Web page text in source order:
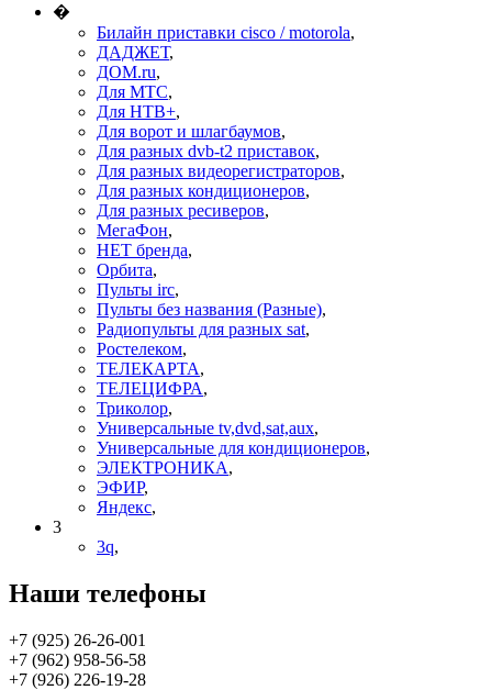
�
Билайн приставки cisco / motorola,
ДАДЖЕТ,
ДОМ.ru,
Для МТС,
Для НТВ+,
Для ворот и шлагбаумов,
Для разных dvb-t2 приставок,
Для разных видеорегистраторов,
Для разных кондиционеров,
Для разных ресиверов,
МегаФон,
НЕТ бренда,
Орбита,
Пульты irc,
Пульты без названия (Разные),
Радиопульты для разных sat,
Ростелеком,
ТЕЛЕКАРТА,
ТЕЛЕЦИФРА,
Триколор,
Универсальные tv,dvd,sat,aux,
Универсальные для кондиционеров,
ЭЛЕКТРОНИКА,
ЭФИР,
Яндекс,
3
3q,
Наши телефоны
+7 (925) 26-26-001
+7 (962) 958-56-58
+7 (926) 226-19-28